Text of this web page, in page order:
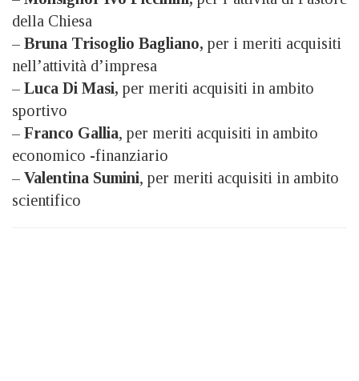
della Chiesa
– Bruna Trisoglio Bagliano, per i meriti acquisiti
nell’attività d’impresa
– Luca Di Masi, per meriti acquisiti in ambito
sportivo
– Franco Gallia, per meriti acquisiti in ambito
economico -finanziario
– Valentina Sumini, per meriti acquisiti in ambito
scientifico